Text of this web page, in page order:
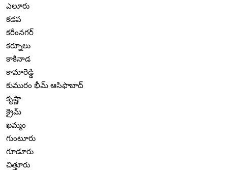
ఎలూరు
కడప
కరీంనగర్
కర్నూలు
కాకినాడ
కామారెడ్డి
కుమురం భీమ్ ఆసిఫాబాద్
కృష్ణా
క్రైమ్
ఖమ్మం
గుంటూరు
గూడూరు
చిత్తూరు